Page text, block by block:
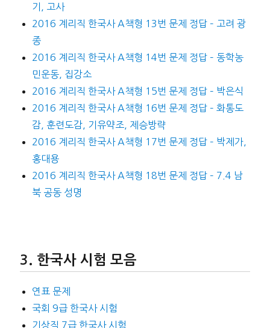
기, 고사
2016 계리직 한국사 A책형 13번 문제 정답 – 고려 광
종
2016 계리직 한국사 A책형 14번 문제 정답 – 동학농
민운동, 집강소
2016 계리직 한국사 A책형 15번 문제 정답 – 박은식
2016 계리직 한국사 A책형 16번 문제 정답 – 화통도
감, 훈련도감, 기유약조, 제승방략
2016 계리직 한국사 A책형 17번 문제 정답 – 박제가,
홍대용
2016 계리직 한국사 A책형 18번 문제 정답 – 7.4 남
북 공동 성명
한국사 시험 모음
연표 문제
국회 9급 한국사 시험
기상직 7급 한국사 시험